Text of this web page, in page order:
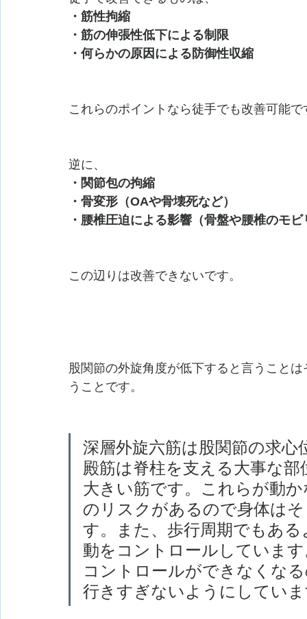
・筋性拘縮
・筋の伸張性低下による制限
・何らかの原因による防御性収縮
これらのポイントなら徒手でも改善可能で
逆に、
・関節包の拘縮
・骨変形（OAや骨壊死など）
・腰椎圧迫による影響（骨盤や腰椎のモ
この辺りは改善できないです。
股関節の外旋角度が低下すると言うこと
うことです。
深層外旋六筋は股関節の求
殿筋は脊柱を支える大事な
大きい筋です。これらが動
のリスクがあるので身体は
す。また、歩行周期でもあ
動をコントロールしていま
コントロールができなくな
行きすぎないようにしてい